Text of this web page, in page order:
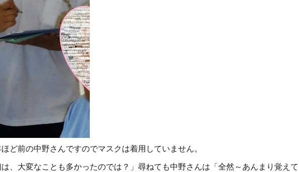
ど前の中野さんですのでマスクは着用していません。
は、大変なことも多かったのでは？」尋ねても中野さんは「全然～あんまり覚えて